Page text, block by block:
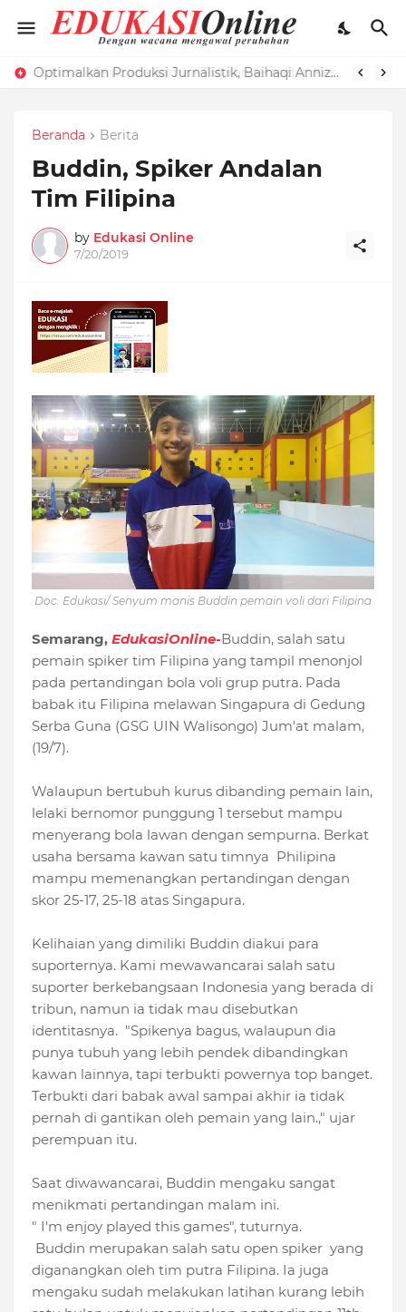
Optimalkan Produksi Jurnalistik, Baihaqi Annizar Bekali LPM Edukasi dengan Manajemen Keredaksian
Beranda Berita
Buddin, Spiker Andalan
Tim Filipina
by Edukasi Online
7/20/2019
Doc. Edukasi/ Senyum manis Buddin pemain voli dari Filipina
Semarang, EdukasiOnline-Buddin, salah satu
pemain spiker tim Filipina yang tampil menonjol
pada pertandingan bola voli grup putra. Pada
babak itu Filipina melawan Singapura di Gedung
Serba Guna (GSG UIN Walisongo) Jum'at malam,
(19/7).
Walaupun bertubuh kurus dibanding pemain lain,
lelaki bernomor punggung 1 tersebut mampu
menyerang bola lawan dengan sempurna. Berkat
usaha bersama kawan satu timnya Philipina
mampu memenangkan pertandingan dengan
skor 25-17, 25-18 atas Singapura.
Kelihaian yang dimiliki Buddin diakui para
suporternya. Kami mewawancarai salah satu
suporter berkebangsaan Indonesia yang berada di
tribun, namun ia tidak mau disebutkan
identitasnya. "Spikenya bagus, walaupun dia
punya tubuh yang lebih pendek dibandingkan
kawan lainnya, tapi terbukti powernya top banget.
Terbukti dari babak awal sampai akhir ia tidak
pernah di gantikan oleh pemain yang lain.," ujar
perempuan itu.
Saat diwawancarai, Buddin mengaku sangat
menikmati pertandingan malam ini.
" I'm enjoy played this games", tuturnya.
Buddin merupakan salah satu open spiker yang
diganangkan oleh tim putra Filipina. Ia juga
mengaku sudah melakukan latihan kurang lebih